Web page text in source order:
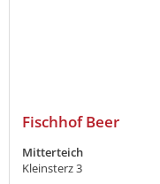
Fischhof Beer
Mitterteich
Kleinsterz 3